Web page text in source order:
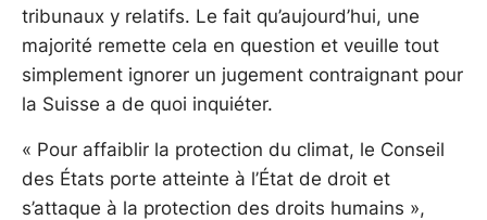
tribunaux y relatifs. Le fait qu’aujourd’hui, une
majorité remette cela en question et veuille tout
simplement ignorer un jugement contraignant pour
la Suisse a de quoi inquiéter.
« Pour affaiblir la protection du climat, le Conseil
des États porte atteinte à l’État de droit et
s’attaque à la protection des droits humains »,